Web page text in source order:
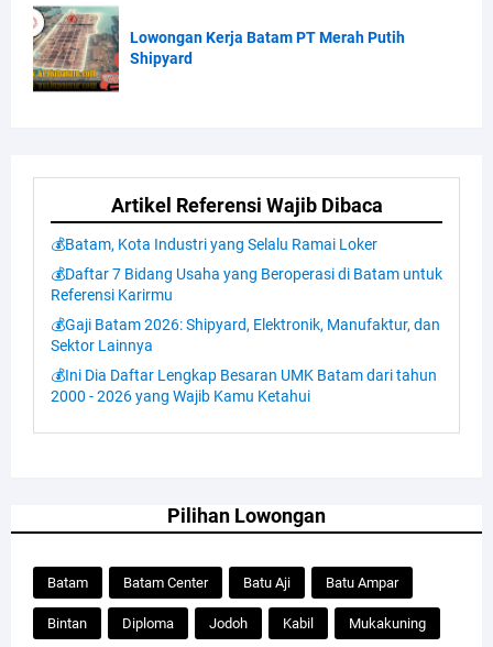
Lowongan Kerja Batam PT Merah Putih
Shipyard
Artikel Referensi Wajib Dibaca
💰Batam, Kota Industri yang Selalu Ramai Loker
💰Daftar 7 Bidang Usaha yang Beroperasi di Batam untuk
Referensi Karirmu
💰Gaji Batam 2026: Shipyard, Elektronik, Manufaktur, dan
Sektor Lainnya
💰Ini Dia Daftar Lengkap Besaran UMK Batam dari tahun
2000 - 2026 yang Wajib Kamu Ketahui
Pilihan Lowongan
Batam Batam Center Batu Aji Batu Ampar
Bintan Diploma Jodoh Kabil Mukakuning